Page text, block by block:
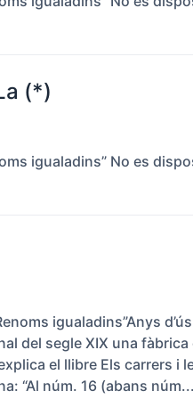
(*)
igualadins” No es
igualadins”Anys
del segle XIX una
el llibre Els carrers i
“Al núm. 16 (abans